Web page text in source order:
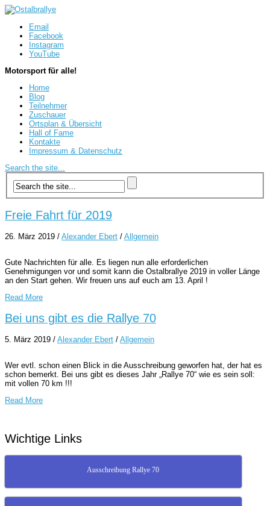
Email
Facebook
Instagram
YouTube
Motorsport für alle!
Home
Blog
Teilnehmer
Zuschauer
Ortsplan & Übersicht
Hall of Fame
Kontakte
Impressum & Datenschutz
Search the site...
Freie Fahrt für 2019
26. März 2019 / Alexander Ebert / Allgemein
Gute Nachrichten für alle. Es liegen nun alle erforderlichen
Genehmigungen vor und somit kann die Ostalbrallye 2019 in voller Länge
an den Start gehen. Wir freuen uns auf euch am 13. April !
Read More
Bei uns gibt es die Rallye 70
5. März 2019 / Alexander Ebert / Allgemein
Wer evtl. schon einen Blick in die Ausschreibung geworfen hat, der hat es
schon bemerkt. Bei uns gibt es dieses Jahr „Rallye 70“ wie es sein soll:
mit vollen 70 km !!!
Read More
Wichtige Links
Ausschreibung Rallye 70